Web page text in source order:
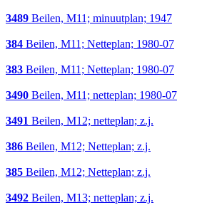
3489 Beilen, M11; minuutplan; 1947
384 Beilen, M11; Netteplan; 1980-07
383 Beilen, M11; Netteplan; 1980-07
3490 Beilen, M11; netteplan; 1980-07
3491 Beilen, M12; netteplan; z.j.
386 Beilen, M12; Netteplan; z.j.
385 Beilen, M12; Netteplan; z.j.
3492 Beilen, M13; netteplan; z.j.